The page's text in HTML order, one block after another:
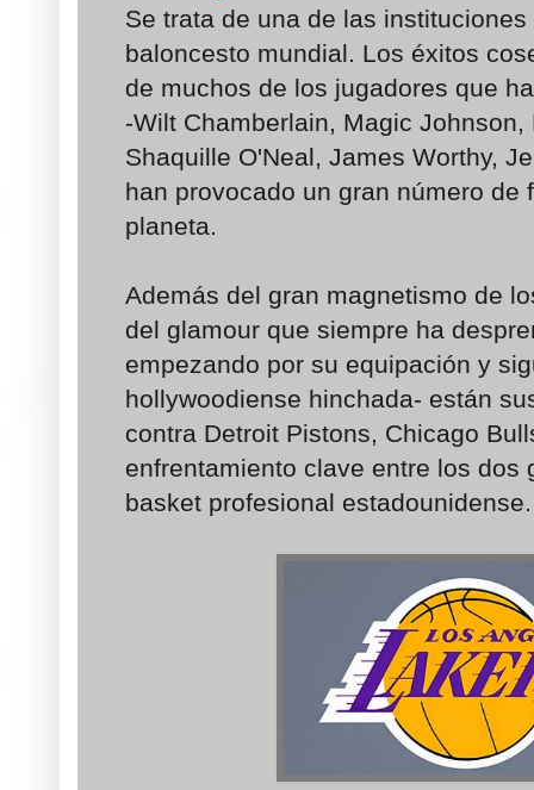
Se trata de una de las
baloncesto mundial. Los éxitos
de muchos de los jugadores que
-Wilt Chamberlain, Magic Johnson,
Shaquille O'Neal, James Worthy,
han provocado un gran número de
planeta.
Además del gran magnetismo de
del glamour que siempre ha
empezando por su equipación y
hollywoodiense hinchada- están
contra Detroit Pistons, Chicago
enfrentamiento clave entre los dos
basket profesional estadounidense.